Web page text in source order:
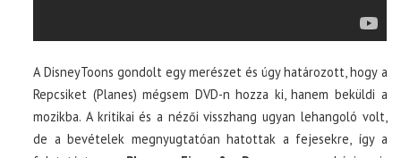
A DisneyToons gondolt egy merészet és úgy határozott, hogy a
Repcsiket (Planes) mégsem DVD-n hozza ki, hanem beküldi a
mozikba. A kritikai és a nézői visszhang ugyan lehangoló volt,
de a bevételek megnyugtatóan hatottak a fejesekre, így a